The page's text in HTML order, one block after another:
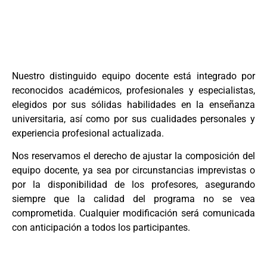
Nuestro distinguido equipo docente está integrado por
reconocidos académicos, profesionales y especialistas,
elegidos por sus sólidas habilidades en la enseñanza
universitaria, así como por sus cualidades personales y
experiencia profesional actualizada.
Nos reservamos el derecho de ajustar la composición del
equipo docente, ya sea por circunstancias imprevistas o
por la disponibilidad de los profesores, asegurando
siempre que la calidad del programa no se vea
comprometida. Cualquier modificación será comunicada
con anticipación a todos los participantes.